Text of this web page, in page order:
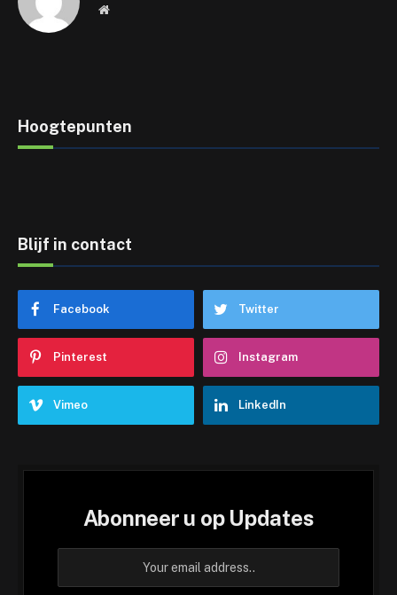
Website
Hoogtepunten
Blijf in contact
Facebook Twitter
Pinterest Instagram
Vimeo LinkedIn
Abonneer u op Updates